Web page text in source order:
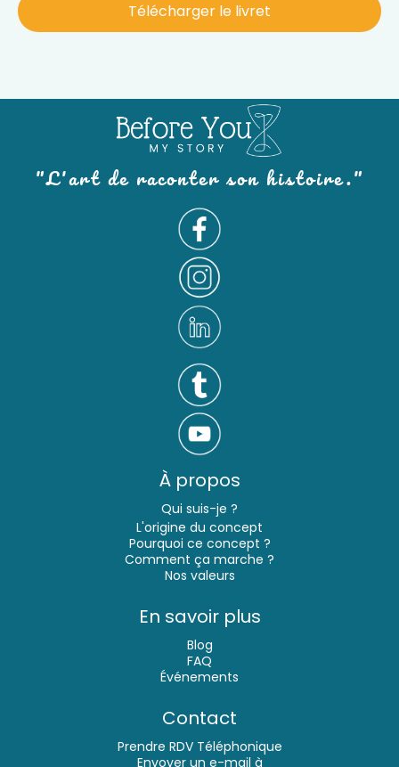
Télécharger le livret
"L'art de raconter son histoire."
À propos
Qui suis-je ?
L'origine du concept
Pourquoi ce concept ?
Comment ça marche ?
Nos valeurs
En savoir plus
Blog
FAQ
Événements
Contact
Prendre RDV Téléphonique
Envoyer un e-mail à